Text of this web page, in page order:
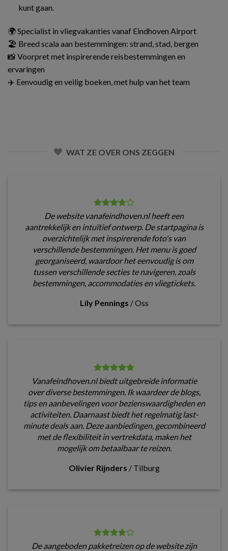
kunt gaan.
🌍 Specialist in vliegvakanties vanaf Eindhoven Airport
🏖️ Breed scala aan bestemmingen: strand, stad, bergen
📸 Voorpret met inspirerende reisbestemmingen en
ervaringen
✈️ Eenvoudig en veilig boeken, met hulp van het team
WAT ZE OVER ONS ZEGGEN
De website vanafeindhoven.nl heeft een
aantrekkelijk en intuïtief ontwerp. De startpagina is
overzichtelijk met inspirerende foto's van
verschillende bestemmingen. Het menu is goed
georganiseerd, waardoor het eenvoudig is om
tussen verschillende secties te navigeren, zoals
bestemmingen, accommodaties en vliegtickets.
Lily Pennings /Oss
Vanafeindhoven.nl biedt uitgebreide informatie
over diverse bestemmingen. Ik waardeer de blogs,
tips en aanbevelingen voor bezienswaardigheden en
activiteiten. Daarnaast biedt het regelmatig last-
minute deals aan. Deze aanbiedingen, gecombineerd
met de flexibiliteit in vertrekdata, maken het
mogelijk om betaalbaar te reizen.
Olivier Rijnders / Tilburg
De aangeboden pakketreizen op de website zijn